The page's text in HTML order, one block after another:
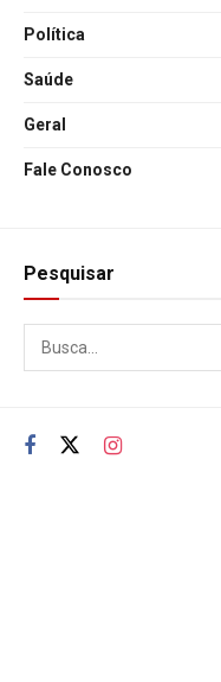
Política
Saúde
Geral
Fale Conosco
Pesquisar